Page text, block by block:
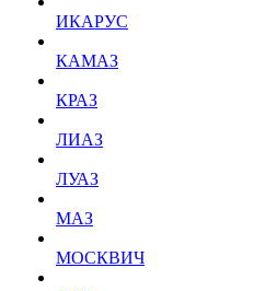
ИКАРУС
КАМАЗ
КРАЗ
ЛИАЗ
ЛУАЗ
МАЗ
МОСКВИЧ